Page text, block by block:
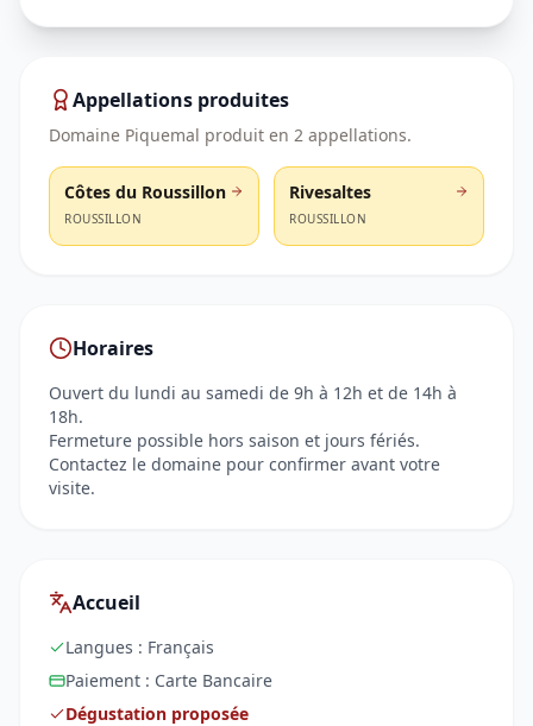
Appellations produites
Domaine Piquemal produit en 2 appellations.
Côtes du Roussillon
ROUSSILLON
Rivesaltes
ROUSSILLON
Horaires
Ouvert du lundi au samedi de 9h à 12h et de 14h à
18h.
Fermeture possible hors saison et jours fériés.
Contactez le domaine pour confirmer avant votre
visite.
Accueil
Langues : Français
Paiement : Carte Bancaire
Dégustation proposée